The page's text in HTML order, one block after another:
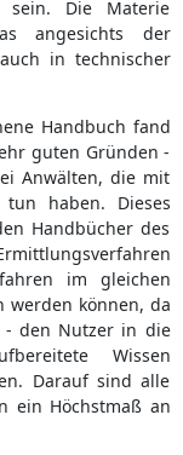
Die Materie
angesichts der
in technischer
Handbuch fand
guten Gründen -
Anwälten, die mit
haben. Dieses
Handbücher des
im gleichen
werden können, da
- den Nutzer in die
Wissen
Darauf sind alle
ein Höchstmaß an